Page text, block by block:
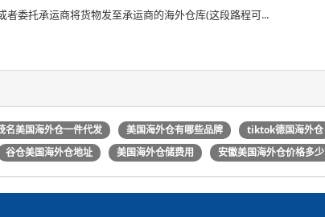
委托承运商将货物发至承运商的海外仓库(这段路程可...
名美国海外仓一件代发 美国海外仓有哪些品牌 tiktok德国海外仓
谷仓美国海外仓地址 美国海外仓储费用 安徽美国海外仓价格多少